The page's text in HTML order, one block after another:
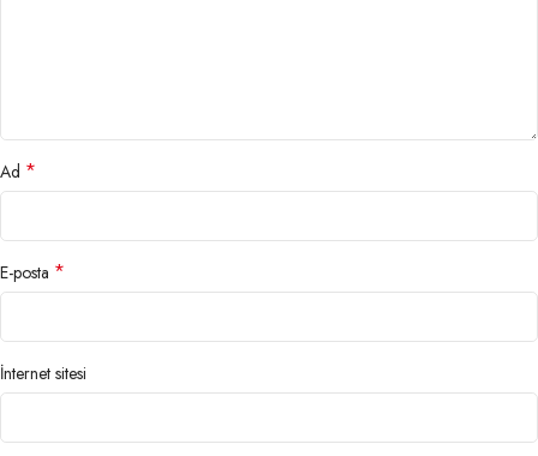
Ad *
E-posta *
İnternet sitesi